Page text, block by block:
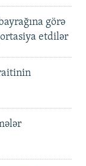
görə
etdilər